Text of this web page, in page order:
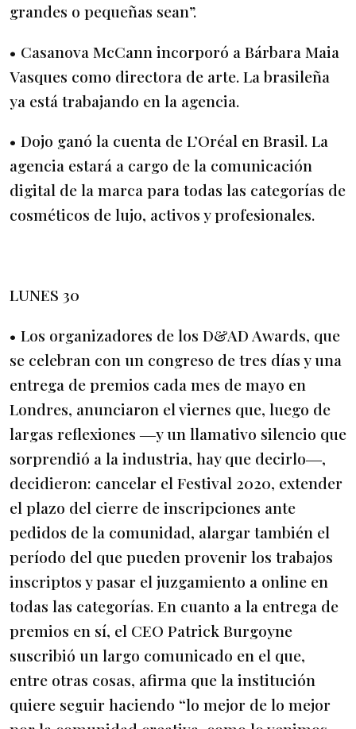
grandes o pequeñas sean”.
• Casanova McCann incorporó a Bárbara Maia
Vasques como directora de arte. La brasileña
ya está trabajando en la agencia.
• Dojo ganó la cuenta de L’Oréal en Brasil. La
agencia estará a cargo de la comunicación
digital de la marca para todas las categorías de
cosméticos de lujo, activos y profesionales.
LUNES 30
• Los organizadores de los D&AD Awards, que
se celebran con un congreso de tres días y una
entrega de premios cada mes de mayo en
Londres, anunciaron el viernes que, luego de
largas reflexiones ―y un llamativo silencio que
sorprendió a la industria, hay que decirlo―,
decidieron: cancelar el Festival 2020, extender
el plazo del cierre de inscripciones ante
pedidos de la comunidad, alargar también el
período del que pueden provenir los trabajos
inscriptos y pasar el juzgamiento a online en
todas las categorías. En cuanto a la entrega de
premios en sí, el CEO Patrick Burgoyne
suscribió un largo comunicado en el que,
entre otras cosas, afirma que la institución
quiere seguir haciendo “lo mejor de lo mejor